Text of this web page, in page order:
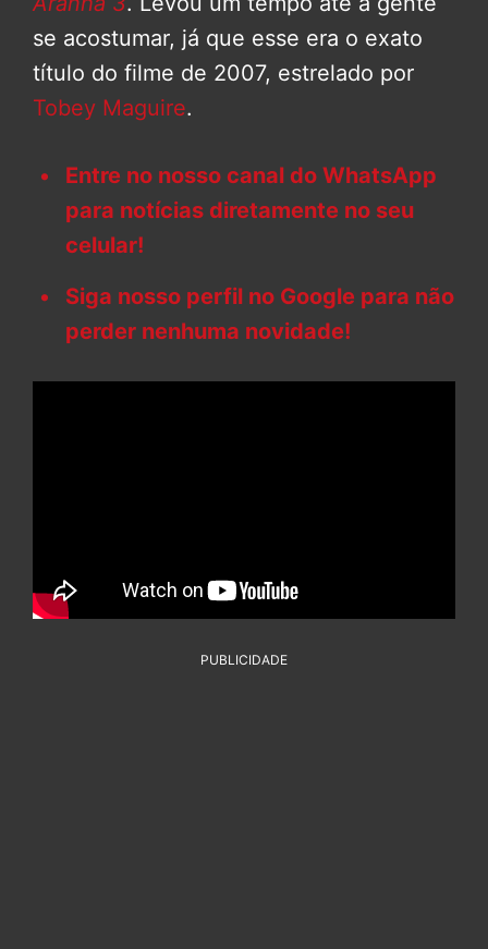
se acostumar, já que esse era o exato
título do filme de 2007, estrelado por
Tobey Maguire.
Entre no nosso canal do WhatsApp
para notícias diretamente no seu
celular!
Siga nosso perfil no Google para não
perder nenhuma novidade!
PUBLICIDADE